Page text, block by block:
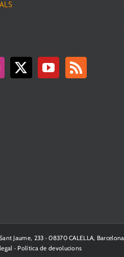
Jaume, 233 · 08370 CALELLA, Barcelona
· Política de devolucions